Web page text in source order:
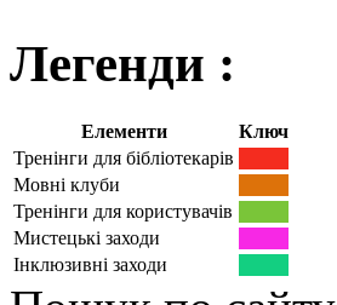
Легенди :
Елементи
Ключ
Тренінги для бібліотекарів
Мовні клуби
Тренінги для користувачів
Мистецькі заходи
Інклюзивні заходи